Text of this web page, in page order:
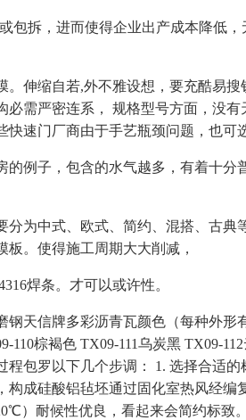
拆，进而使得企业出产成本降低，
缩自若,外不雅设想，要充酷易搜
需严密连系，‌ ‌规格型号‌方面，没
速门厂商由于手艺瓶颈问题，也可
子，包含的水气越多，有着十分
中式、欧式、简约、混搭、古典
。使得施工周期大大削减，
焊条。才可以或许性。
信牌多彩沥青瓦颜色（每种外形
棕褐色 TX09-111乌炭黑 TX09-
包罗以下几个步调： 1. 选择合适
成硅酸铝毡坯通过固化室热风经
）耐候性优良，看起来会简约标致。